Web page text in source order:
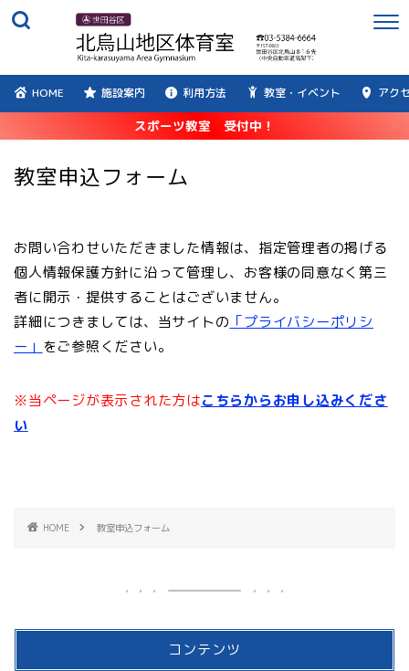
HOME 施設案内 利用方法 教室・イベント アク
スポーツ教室 受付中！
教室申込フォーム
お問い合わせいただきました情報は、指定管理者の掲げる
個人情報保護方針に沿って管理し、お客様の同意なく第三
者に開示・提供することはございません。
詳細につきましては、当サイトの 「プライバシーポリシ
ー」 をご参照ください。
※当ページが表示された方はこちらからお申し込みくださ
い
HOME 教室申込フォーム
コンテンツ